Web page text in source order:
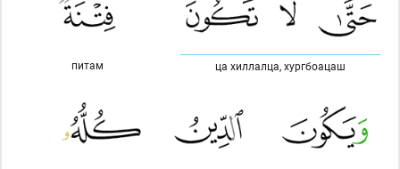
ца хиллалца, хургбоацаш
питам